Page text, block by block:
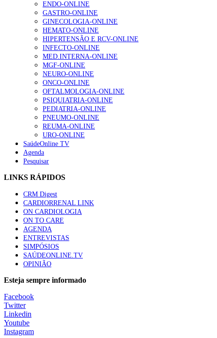
ENDO-ONLINE
GASTRO-ONLINE
GINECOLOGIA-ONLINE
HEMATO-ONLINE
HIPERTENSÃO E RCV-ONLINE
INFECTO-ONLINE
MED.INTERNA-ONLINE
MGF-ONLINE
NEURO-ONLINE
ONCO-ONLINE
OFTALMOLOGIA-ONLINE
PSIQUIATRIA-ONLINE
PEDIATRIA-ONLINE
PNEUMO-ONLINE
REUMA-ONLINE
URO-ONLINE
SaúdeOnline TV
Agenda
Pesquisar
LINKS RÁPIDOS
CRM Digest
CARDIORRENAL LINK
ON CARDIOLOGIA
ON TO CARE
AGENDA
ENTREVISTAS
SIMPÓSIOS
SAÚDEONLINE.TV
OPINIÃO
Esteja sempre informado
Facebook
Twitter
Linkedin
Youtube
Instagram